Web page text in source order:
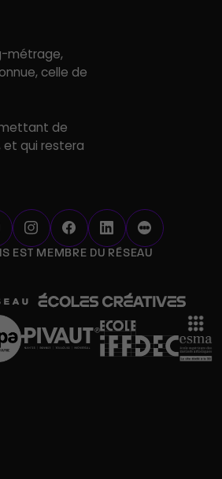
métrage,
celle de
de
et qui restera
EST MEMBRE DU RÉSEAU